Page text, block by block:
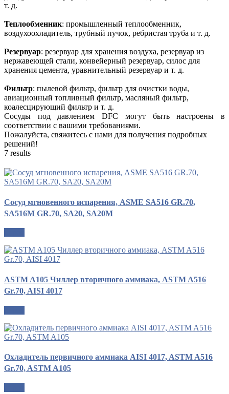
т. д.
Теплообменник: промышленный теплообменник,
воздухоохладитель, трубный пучок, ребристая труба и т. д.
Резервуар: резервуар для хранения воздуха, резервуар из
нержавеющей стали, конвейерный резервуар, силос для
хранения цемента, уравнительный резервуар и т. д.
Фильтр: пылевой фильтр, фильтр для очистки воды,
авиационный топливный фильтр, масляный фильтр,
коалесцирующий фильтр и т. д.
Сосуды под давлением DFC могут быть настроены в
соответствии с вашими требованиями.
Пожалуйста, свяжитесь с нами для получения подробных
решений!
7 results
Сосуд мгновенного испарения, ASME SA516 GR.70,
SA516M GR.70, SA20, SA20M
ASTM A105 Чиллер вторичного аммиака, ASTM A516
Gr.70, AISI 4017
Охладитель первичного аммиака AISI 4017, ASTM A516
Gr.70, ASTM A105